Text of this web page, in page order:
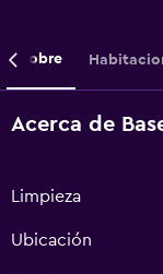
Sobre
Acerca de
Limpieza
Ubicación